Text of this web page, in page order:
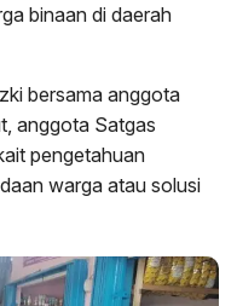
binaan di daerah
bersama anggota
anggota Satgas
pengetahuan
warga atau solusi